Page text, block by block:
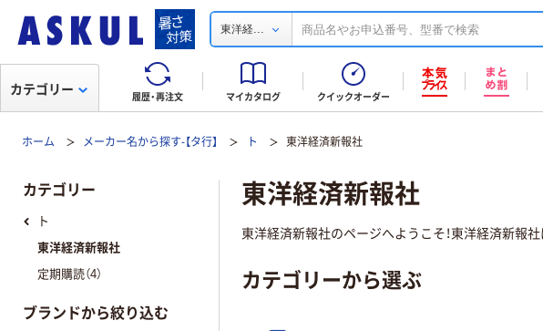
東洋経...
履歴・再注文 マイカタログ クイックオーダー
カテゴリー
ホーム メーカー名から探す-【タ行】 ト 東洋経済新報社
東洋経済新報社
東洋経済新報社のページへようこそ！東洋経済新報
カテゴリーから選ぶ
カテゴリー
ト
東洋経済新報社
定期購読（4）
ブランドから絞り込む